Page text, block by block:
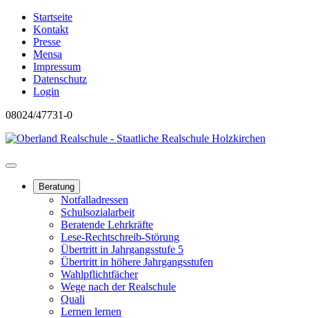
Startseite
Kontakt
Presse
Mensa
Impressum
Datenschutz
Login
08024/47731-0
Beratung
Notfalladressen
Schulsozialarbeit
Beratende Lehrkräfte
Lese-Rechtschreib-Störung
Übertritt in Jahrgangsstufe 5
Übertritt in höhere Jahrgangsstufen
Wahlpflichtfächer
Wege nach der Realschule
Quali
Lernen lernen